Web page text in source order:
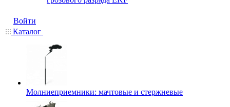
Войти
Каталог
Молниеприемники: мачтовые и стержневые